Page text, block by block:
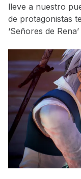
lleve a nuestro
de protagonistas
‘Señores de